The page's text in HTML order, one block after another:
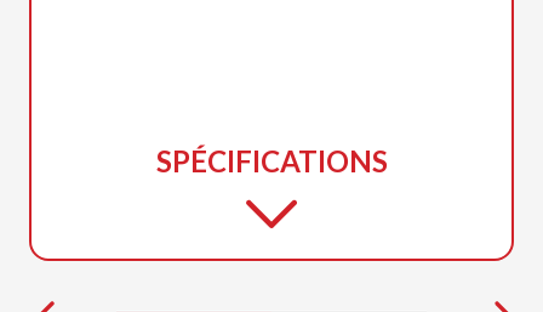
SPÉCIFICATIONS